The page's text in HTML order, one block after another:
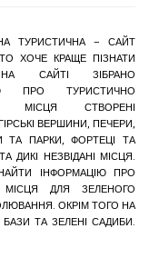
ТУРИСТИЧНА – САЙТ
ХОЧЕ КРАЩЕ ПІЗНАТИ
НА САЙТІ ЗІБРАНО
ПРО ТУРИСТИЧНО
МІСЦЯ СТВОРЕНІ
ВЕРШИНИ, ПЕЧЕРИ,
ТА ПАРКИ, ФОРТЕЦІ ТА
ДИКІ НЕЗВІДАНІ МІСЦЯ.
ІНФОРМАЦІЮ ПРО
МІСЦЯ ДЛЯ ЗЕЛЕНОГО
ОКРІМ ТОГО НА
ТА ЗЕЛЕНІ САДИБИ.